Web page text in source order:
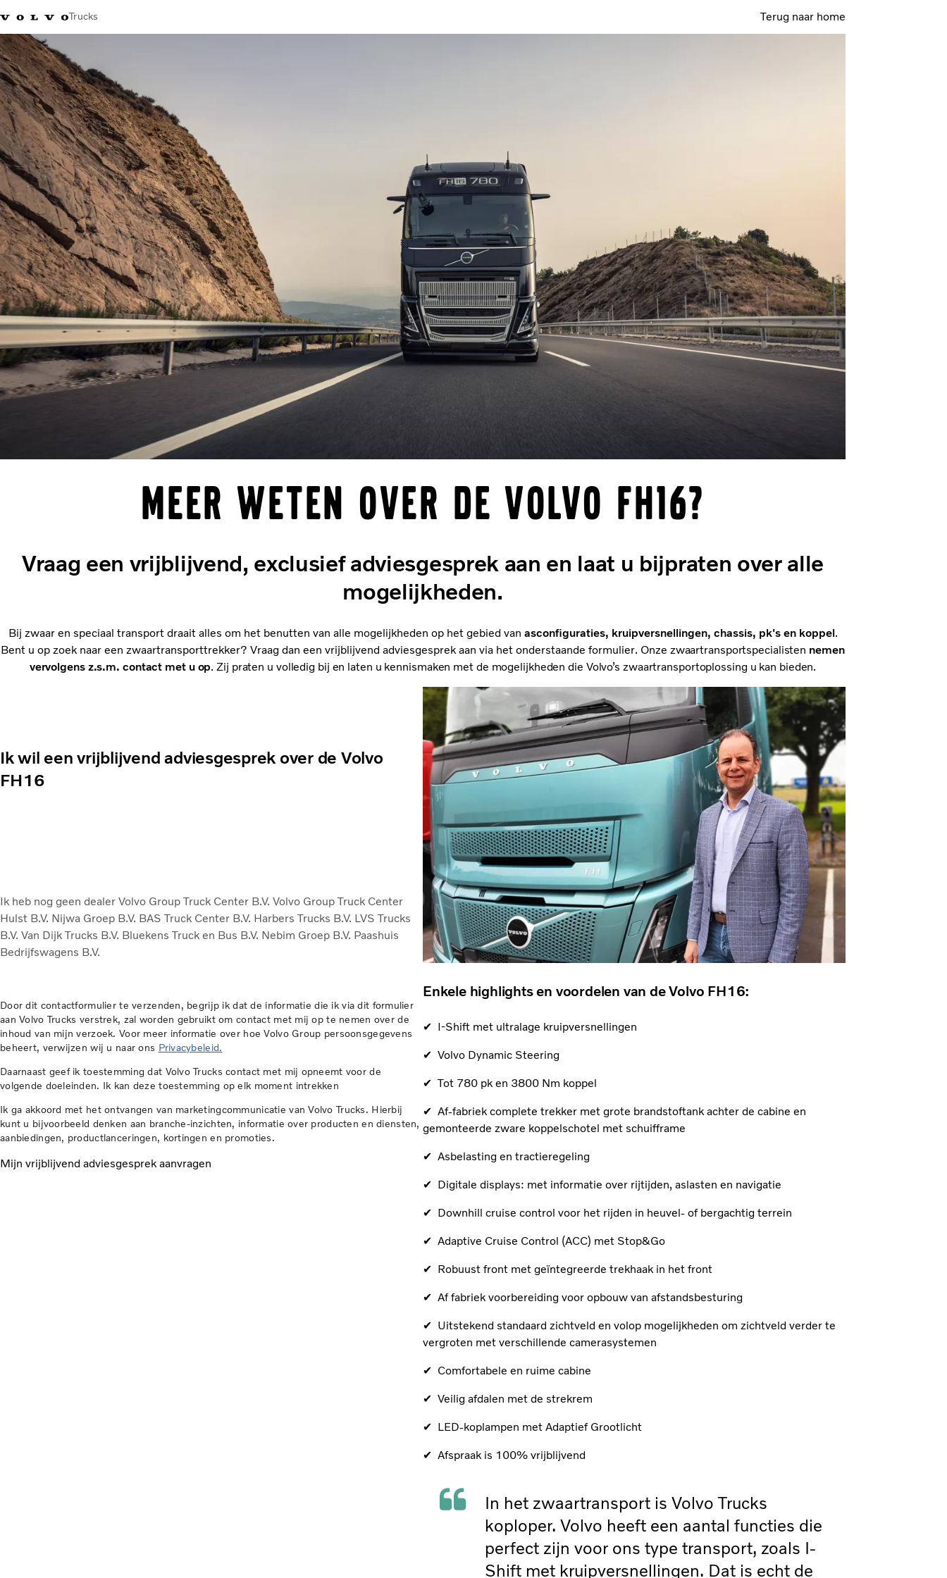
Trucks Terug naar home
Meer weten over de Volvo FH16?
Vraag een vrijblijvend, exclusief adviesgesprek aan en laat u bijpraten over alle
mogelijkheden.
Bij zwaar en speciaal transport draait alles om het benutten van alle mogelijkheden op het gebied van asconfiguraties, kruipversnellingen, chassis, pk's en koppel.
Bent u op zoek naar een zwaartransporttrekker? Vraag dan een vrijblijvend adviesgesprek aan via het onderstaande formulier. Onze zwaartransportspecialisten nemen
vervolgens z.s.m. contact met u op. Zij praten u volledig bij en laten u kennismaken met de mogelijkheden die Volvo’s zwaartransportoplossing u kan bieden.
Ik wil een vrijblijvend adviesgesprek over de Volvo
FH16
Ik heb nog geen dealer Volvo Group Truck Center B.V. Volvo Group Truck Center
Hulst B.V. Nijwa Groep B.V. BAS Truck Center B.V. Harbers Trucks B.V. LVS Trucks
B.V. Van Dijk Trucks B.V. Bluekens Truck en Bus B.V. Nebim Groep B.V. Paashuis
Bedrijfswagens B.V.
Door dit contactformulier te verzenden, begrijp ik dat de informatie die ik via dit formulier
aan Volvo Trucks verstrek, zal worden gebruikt om contact met mij op te nemen over de
inhoud van mijn verzoek. Voor meer informatie over hoe Volvo Group persoonsgegevens
beheert, verwijzen wij u naar ons Privacybeleid.
Daarnaast geef ik toestemming dat Volvo Trucks contact met mij opneemt voor de
volgende doeleinden. Ik kan deze toestemming op elk moment intrekken
Ik ga akkoord met het ontvangen van marketingcommunicatie van Volvo Trucks. Hierbij
kunt u bijvoorbeeld denken aan branche-inzichten, informatie over producten en diensten,
aanbiedingen, productlanceringen, kortingen en promoties.
Mijn vrijblijvend adviesgesprek aanvragen
Enkele highlights en voordelen van de Volvo FH16:
✔ I-Shift met ultralage kruipversnellingen
✔ Volvo Dynamic Steering
✔ Tot 780 pk en 3800 Nm koppel
✔ Af-fabriek complete trekker met grote brandstoftank achter de cabine en
gemonteerde zware koppelschotel met schuifframe
✔ Asbelasting en tractieregeling
✔ Digitale displays: met informatie over rijtijden, aslasten en navigatie
✔ Downhill cruise control voor het rijden in heuvel- of bergachtig terrein
✔ Adaptive Cruise Control (ACC) met Stop&Go
✔ Robuust front met geïntegreerde trekhaak in het front
✔ Af fabriek voorbereiding voor opbouw van afstandsbesturing
✔ Uitstekend standaard zichtveld en volop mogelijkheden om zichtveld verder te
vergroten met verschillende camerasystemen
✔ Comfortabele en ruime cabine
✔ Veilig afdalen met de strekrem
✔ LED-koplampen met Adaptief Grootlicht
✔ Afspraak is 100% vrijblijvend
In het zwaartransport is Volvo Trucks
koploper. Volvo heeft een aantal functies die
perfect zijn voor ons type transport, zoals I-
Shift met kruipversnellingen. Dat is echt de